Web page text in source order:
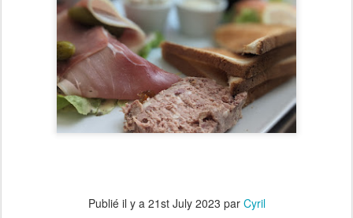
Publié il y a 21st July 2023 par Cyril